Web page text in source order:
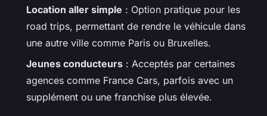
Location aller simple : Option pratique pour les
road trips, permettant de rendre le véhicule dans
une autre ville comme Paris ou Bruxelles.
Jeunes conducteurs : Acceptés par certaines
agences comme France Cars, parfois avec un
supplément ou une franchise plus élevée.